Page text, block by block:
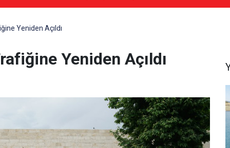
Yeniden Açıldı
Yeniden Açıldı